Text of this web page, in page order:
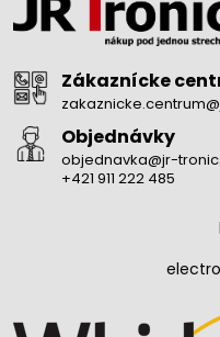
Zákaznícke
Objednávky
objednavka@jr-
+421 911 222 485